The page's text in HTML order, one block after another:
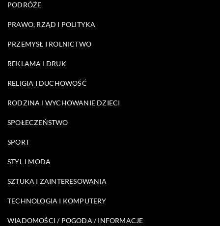
PODRÓŻE
PRAWO, RZĄD I POLITYKA
PRZEMYSŁ I ROLNICTWO
REKLAMA I DRUK
RELIGIA I DUCHOWOŚĆ
RODZINA I WYCHOWANIE DZIECI
SPOŁECZEŃSTWO
SPORT
STYL I MODA
SZTUKA I ZAINTERESOWANIA
TECHNOLOGIA I KOMPUTERY
WIADOMOŚCI / POGODA / INFORMACJE